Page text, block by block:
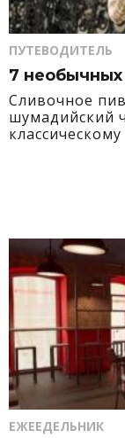
ПУТЕВОДИТЕЛЬ
7 необычных
Сливочное
шумадийский
ЕЖЕЕДЕЛЬНИК